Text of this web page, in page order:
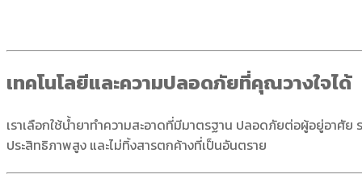
เทคโนโลยีและความปลอดภัยที่คุณวางใจได้
เราเลือกใช้น้ำยาทำความสะอาดที่มีมาตรฐาน ปลอดภัยต่อผู้อยู่อาศั
ประสิทธิภาพสูง และไม่ทิ้งสารตกค้างที่เป็นอันตราย